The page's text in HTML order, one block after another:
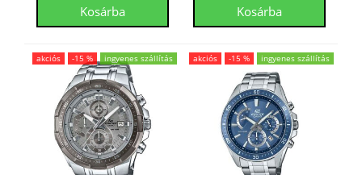
akciós -15 % ingyenes szállítás akciós -15 % ingyenes szállítás